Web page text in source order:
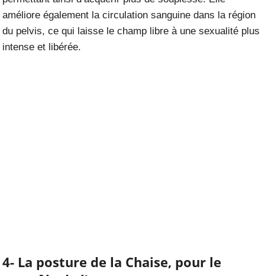
améliore également la circulation sanguine dans la région
du pelvis, ce qui laisse le champ libre à une sexualité plus
intense et libérée.
4- La posture de la Chaise, pour le